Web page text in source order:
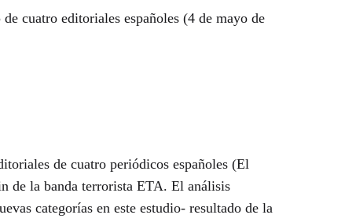
cuatro editoriales españoles (4 de mayo de
de cuatro periódicos españoles (El
de la banda terrorista ETA. El análisis
categorías en este estudio- resultado de la